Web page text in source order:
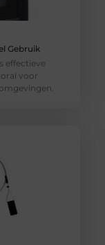
Gebruik
effectieve
voor